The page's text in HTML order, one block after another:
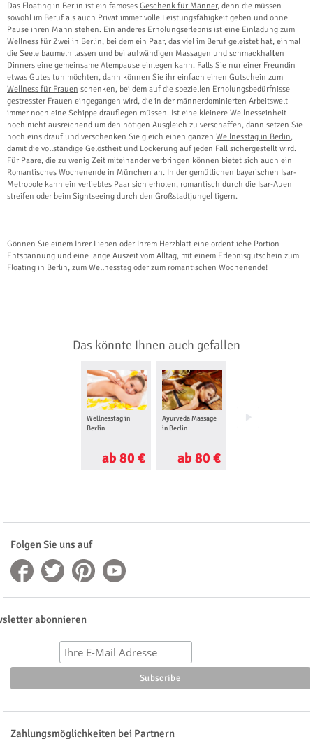
Das Floating in Berlin ist ein famoses Geschenk für Männer, denn die müssen
sowohl im Beruf als auch Privat immer volle Leistungsfähigkeit geben und ohne
Pause ihren Mann stehen. Ein anderes Erholungserlebnis ist eine Einladung zum
Wellness für Zwei in Berlin, bei dem ein Paar, das viel im Beruf geleistet hat, einmal
die Seele baumeln lassen und bei aufwändigen Massagen und schmackhaften
Dinners eine gemeinsame Atempause einlegen kann. Falls Sie nur einer Freundin
etwas Gutes tun möchten, dann können Sie ihr einfach einen Gutschein zum
Wellness für Frauen schenken, bei dem auf die speziellen Erholungsbedürfnisse
gestresster Frauen eingegangen wird, die in der männerdominierten Arbeitswelt
immer noch eine Schippe drauflegen müssen. Ist eine kleinere Wellnesseinheit
noch nicht ausreichend um den nötigen Ausgleich zu verschaffen, dann setzen Sie
noch eins drauf und verschenken Sie gleich einen ganzen Wellnesstag in Berlin,
damit die vollständige Gelöstheit und Lockerung auf jeden Fall sichergestellt wird.
Für Paare, die zu wenig Zeit miteinander verbringen können bietet sich auch ein
Romantisches Wochenende in München an. In der gemütlichen bayerischen Isar-
Metropole kann ein verliebtes Paar sich erholen, romantisch durch die Isar-Auen
streifen oder beim Sightseeing durch den Großstadtjungel tigern.
Gönnen Sie einem Ihrer Lieben oder Ihrem Herzblatt eine ordentliche Portion
Entspannung und eine lange Auszeit vom Alltag, mit einem Erlebnisgutschein zum
Floating in Berlin, zum Wellnesstag oder zum romantischen Wochenende!
Das könnte Ihnen auch gefallen
Wellnesstag in
Berlin
ab 80 €
Ayurveda Massage
in Berlin
ab 80 €
Fesselballon fliegen
Folgen Sie uns auf
abonnieren
Zahlungsmöglichkeiten bei Partnern